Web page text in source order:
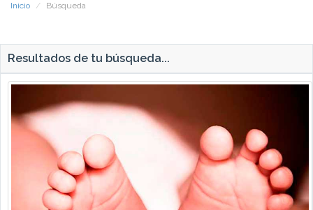
Inicio Búsqueda
Resultados de tu búsqueda...